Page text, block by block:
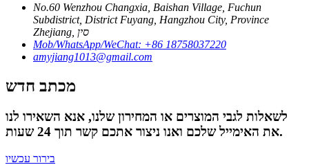
No.60 Wenzhou Changxia, Baishan Village, Fuchun
Subdistrict, District Fuyang, Hangzhou City, Province
Zhejiang, סין
Mob/WhatsApp/WeChat: +86 18758037220
amyjiang1013@gmail.com
מכתב חדש
לשאלות לגבי המוצרים או המחירון שלנו, אנא השאירו לנו
את האימייל שלכם ואנו ניצור אתכם קשר תוך 24 שעות.
בירור עכשיו